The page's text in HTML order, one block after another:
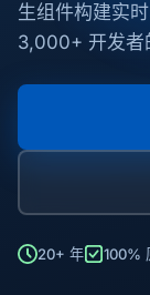
生组件构建实
3,000+ 开发者
20+ 年 100%